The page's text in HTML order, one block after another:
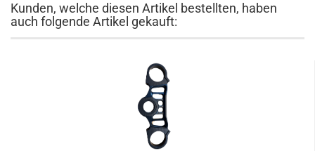
Kunden, welche diesen Artikel bestellten, haben
auch folgende Artikel gekauft: